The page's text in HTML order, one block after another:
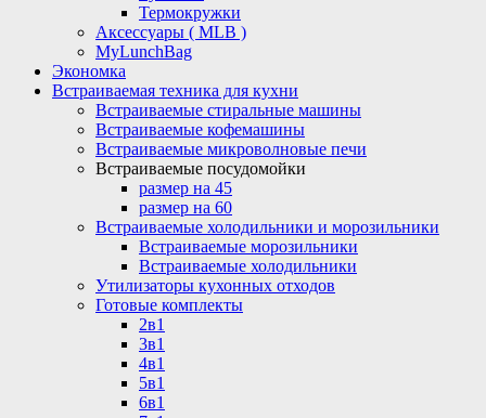
Термокружки
Аксессуары ( MLB )
MyLunchBag
Экономка
Встраиваемая техника для кухни
Встраиваемые стиральные машины
Встраиваемые кофемашины
Встраиваемые микроволновые печи
Встраиваемые посудомойки
размер на 45
размер на 60
Встраиваемые холодильники и морозильники
Встраиваемые морозильники
Встраиваемые холодильники
Утилизаторы кухонных отходов
Готовые комплекты
2в1
3в1
4в1
5в1
6в1